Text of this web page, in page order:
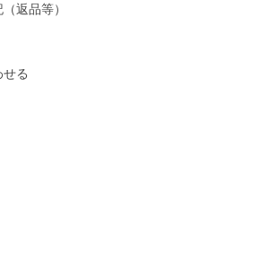
返品等）
る